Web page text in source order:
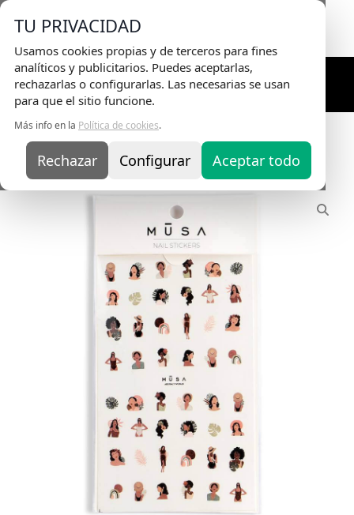
TU PRIVACIDAD
Usamos cookies propias y de terceros para fines
analíticos y publicitarios. Puedes aceptarlas,
rechazarlas o configurarlas. Las necesarias se usan
para que el sitio funcione.
Más info en la Política de cookies.
Rechazar Configurar Aceptar todo
Envio Gratisen pedidos superiores a 75€ |
Entrega en 24H
Inicio/Nail Art y Accesorios
Sticker Abstractal Woman (al agua)